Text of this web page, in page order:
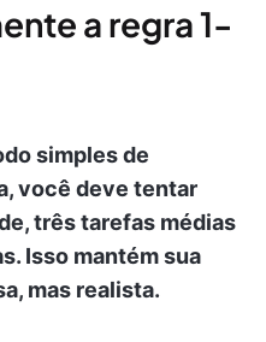
a regra 1-
simples de
você deve tentar
três tarefas médias
Isso mantém sua
mas realista.